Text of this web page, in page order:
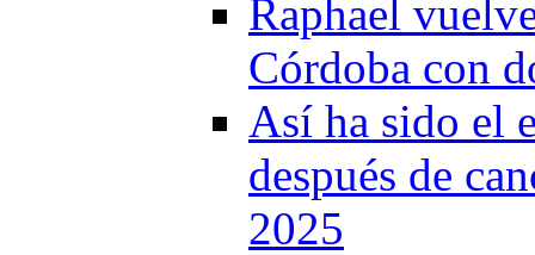
Raphael
Córdoba con
Así ha sido el
después de
2025